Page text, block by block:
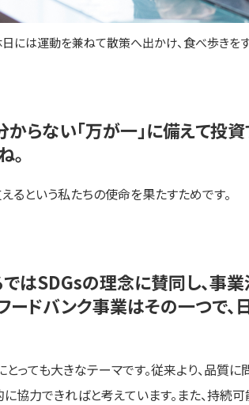
には運動を兼ねて散策へ出かけ、食べ歩きを
らない「万が一」に備えて投
。
るという私たちの使命を果たすためです。
はSDGsの理念に賛同し、事
ードバンク事業はその一つで
っても大きなテーマです。従来より、品質
に協力できればと考えています。また、持